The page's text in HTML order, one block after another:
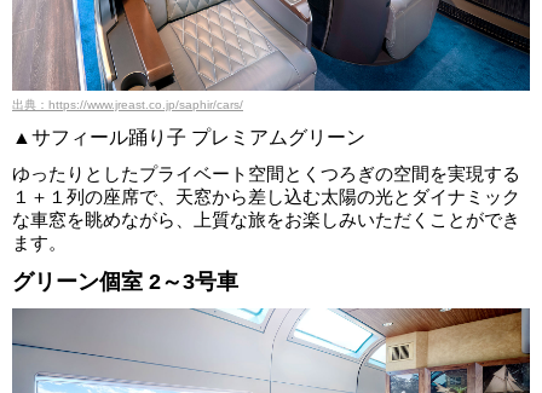
出典：https://www.jreast.co.jp/saphir/cars/
▲サフィール踊り子 プレミアムグリーン
ゆったりとしたプライベート空間とくつろぎの空間を実現する
１＋１列の座席で、天窓から差し込む太陽の光とダイナミック
な車窓を眺めながら、上質な旅をお楽しみいただくことができ
ます。
グリーン個室 2～3号車